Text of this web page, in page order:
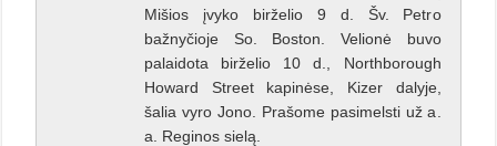
Mišios įvyko birželio 9 d. Šv. Petro
bažnyčioje So. Boston. Velionė buvo
palaidota birželio 10 d., Northborough
Howard Street kapinėse, Kizer dalyje,
šalia vyro Jono. Prašome pasimelsti už a.
a. Reginos sielą.